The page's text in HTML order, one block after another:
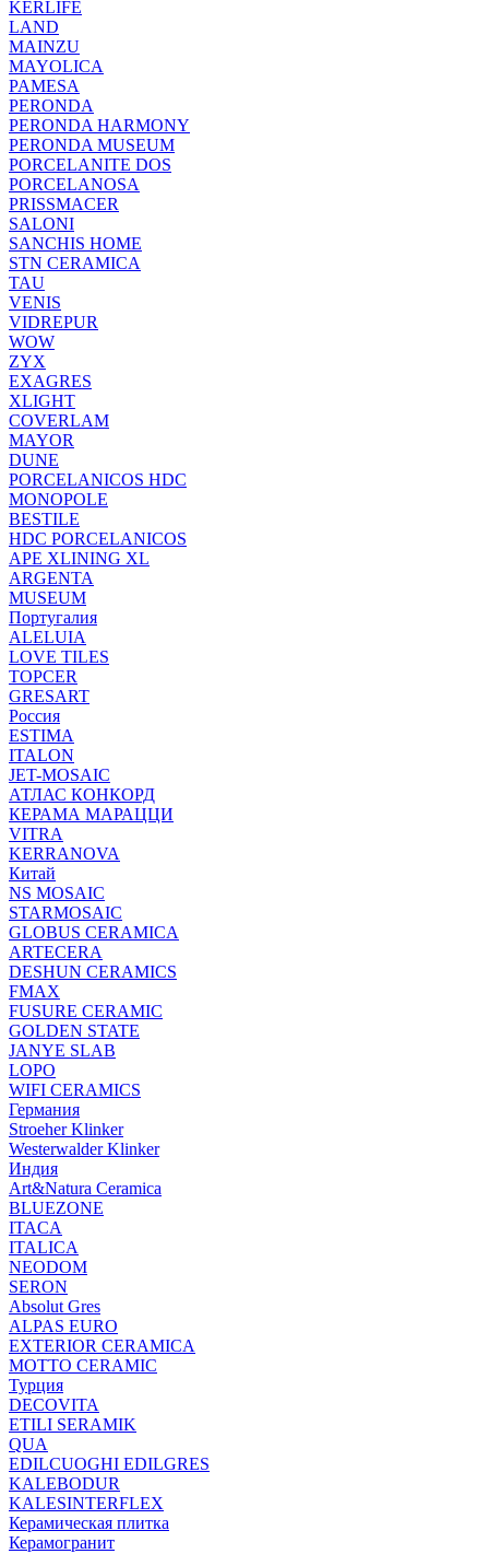
KERLIFE
LAND
MAINZU
MAYOLICA
PAMESA
PERONDA
PERONDA HARMONY
PERONDA MUSEUM
PORCELANITE DOS
PORCELANOSA
PRISSMACER
SALONI
SANCHIS HOME
STN CERAMICA
TAU
VENIS
VIDREPUR
WOW
ZYX
EXAGRES
XLIGHT
COVERLAM
MAYOR
DUNE
PORCELANICOS HDC
MONOPOLE
BESTILE
HDC PORCELANICOS
APE XLINING XL
ARGENTA
MUSEUM
Португалия
ALELUIA
LOVE TILES
TOPCER
GRESART
Россия
ESTIMA
ITALON
JET-MOSAIC
АТЛАС КОНКОРД
КЕРАМА МАРАЦЦИ
VITRA
KERRANOVA
Китай
NS MOSAIC
STARMOSAIC
GLOBUS CERAMICA
ARTECERA
DESHUN CERAMICS
FMAX
FUSURE CERAMIC
GOLDEN STATE
JANYE SLAB
LOPO
WIFI CERAMICS
Германия
Stroeher Klinker
Westerwalder Klinker
Индия
Art&Natura Ceramica
BLUEZONE
ITACA
ITALICA
NEODOM
SERON
Absolut Gres
ALPAS EURO
EXTERIOR CERAMICA
MOTTO CERAMIC
Турция
DECOVITA
ETILI SERAMIK
QUA
EDILCUOGHI EDILGRES
KALEBODUR
KALESINTERFLEX
Керамическая плитка
Керамогранит